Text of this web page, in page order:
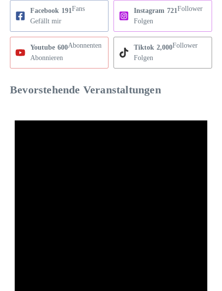
Facebook 191Fans
Gefällt mir
Instagram 721Follower
Folgen
Youtube 600Abonnenten
Abonnieren
Tiktok 2,000Follower
Folgen
Bevorstehende Veranstaltungen